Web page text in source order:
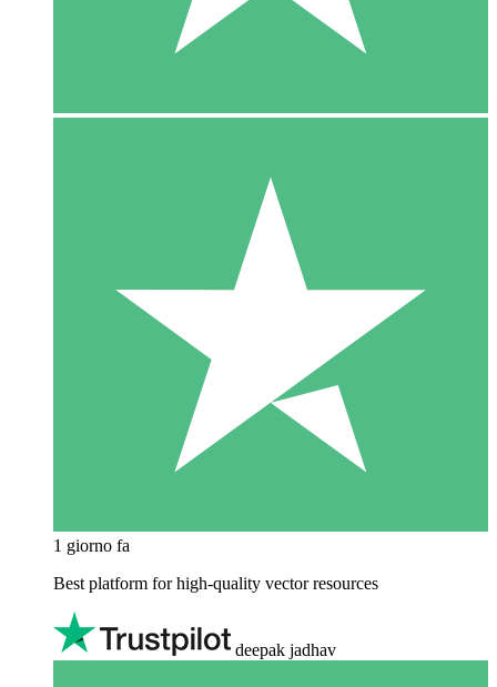
1 giorno fa
Best platform for high-quality vector resources
deepak jadhav